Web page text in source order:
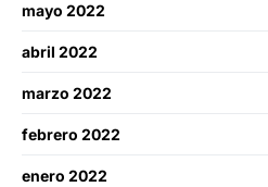
mayo 2022
abril 2022
marzo 2022
febrero 2022
enero 2022